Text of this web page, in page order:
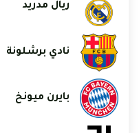
ريال مدريد
نادي برشلونة
بايرن ميونخ